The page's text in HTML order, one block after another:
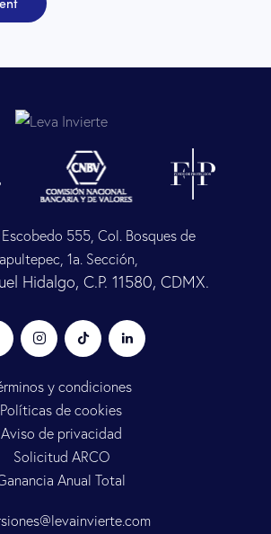
555, Col. Bosques de
1a. Sección,
Hidalgo, C.P. 11580, CDMX.
y condiciones
Políticas de cookies
Aviso de privacidad
Solicitud ARCO
Anual Total